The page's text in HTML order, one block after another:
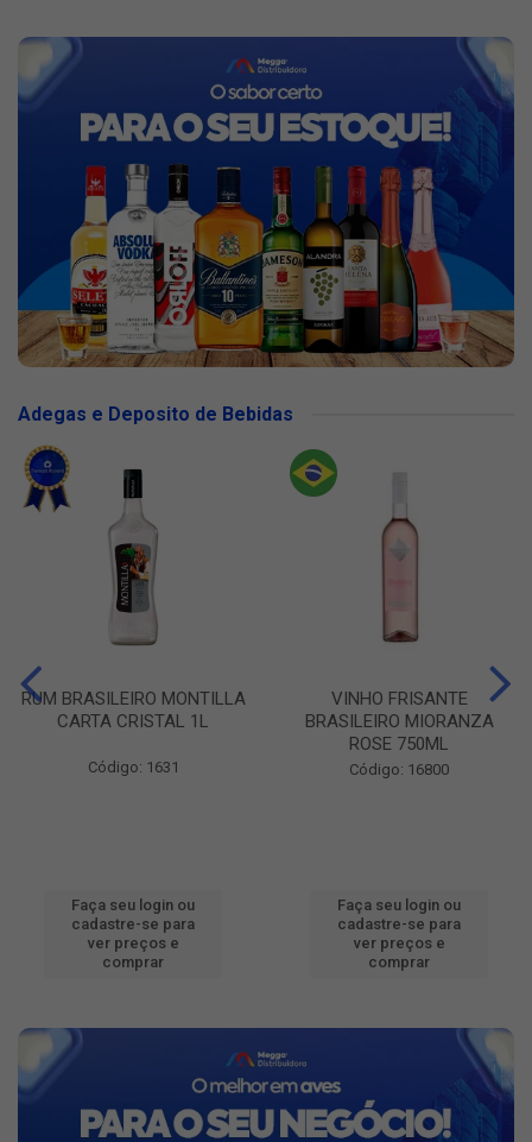
Adegas e Deposito de Bebidas
RUM BRASILEIRO MONTILLA
CARTA CRISTAL 1L
Código: 1631
Faça seu login ou
cadastre-se para
ver preços e
comprar
VINHO FRISANTE
BRASILEIRO MIORANZA
ROSE 750ML
Código: 16800
Faça seu login ou
cadastre-se para
ver preços e
comprar